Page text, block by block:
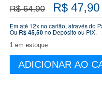
R$64,90 O
preço
original
era:
R$ 47,90O
Em até 12x no cartão, através do
Ou R$45,50no Depósito ou PIX.
1 em estoque
Bastão
paraADICIONAR AO